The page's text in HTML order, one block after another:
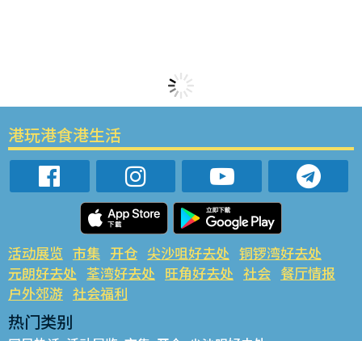
港玩港食港生活
活动展览 市集 开仓 尖沙咀好去处 铜锣湾好去处
元朗好去处 荃湾好去处 旺角好去处 社会 餐厅情报
户外郊游 社会福利
热门类别